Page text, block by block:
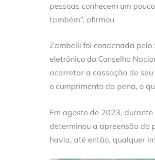
pessoas conhecem um
também”, afirmou.
Zambelli foi condenada
eletrônico do Conselho
acarretar a cassação de
o cumprimento da pena, o
Em agosto de 2023,
determinou a apreensão do
havia, até então, qualquer